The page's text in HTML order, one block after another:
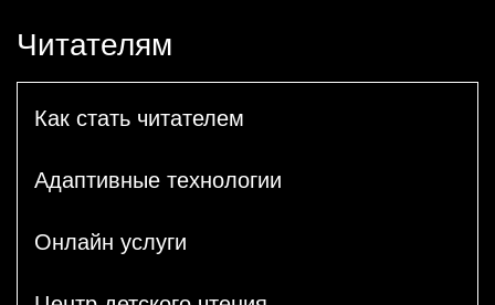
Читателям
Как стать читателем
Адаптивные технологии
Онлайн услуги